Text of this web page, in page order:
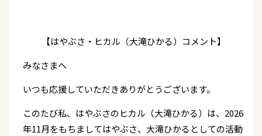
【はやぶさ・ヒカル（大滝ひかる）コメント】
みなさまへ
いつも応援していただきありがとうございます。
このたび私、はやぶさのヒカル（大滝ひかる）は、2026
年11月をもちましてはやぶさ、大滝ひかるとしての活動